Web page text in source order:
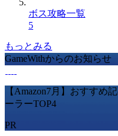
ボス攻略一覧
5
もっとみる
GameWithからのお知らせ
【Amazon7月】おすすめ
ーラーTOP4
PR